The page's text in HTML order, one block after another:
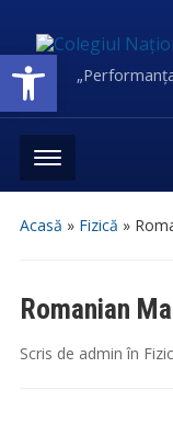
Deschide bara de unelte
Acasă » Fizică »
Romanian
Scris de admin în